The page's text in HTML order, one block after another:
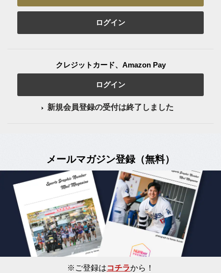
ログイン
クレジットカード、Amazon Pay
ログイン
新規会員登録の受付は終了しました
メールマガジン登録（無料）
※ご登録はコチラから！